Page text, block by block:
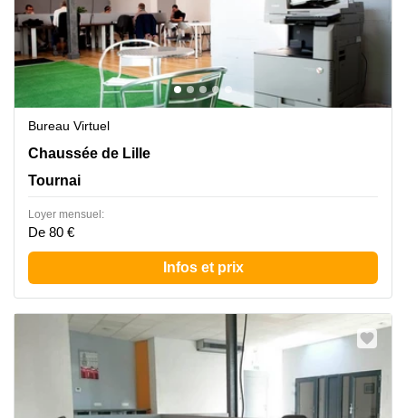
Bureau Virtuel
Chaussée de Lille 479, TOURNAI – ORCQ, Tournai
Chaussée de Lille
Tournai
Loyer mensuel:
De 80 €
Infos et prix